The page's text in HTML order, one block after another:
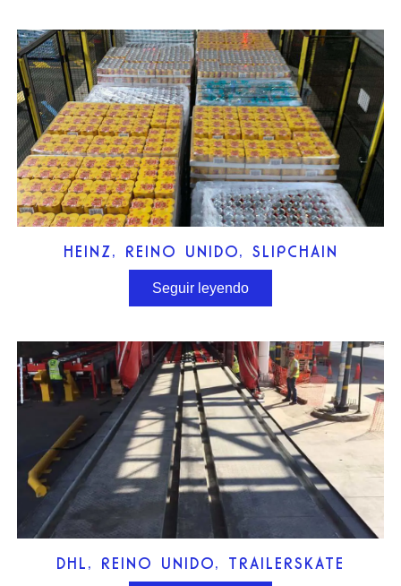
HEINZ, REINO UNIDO, SLIPCHAIN
Seguir leyendo
DHL, REINO UNIDO, TRAILERSKATE